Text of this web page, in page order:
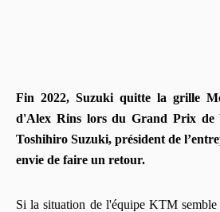
Fin 2022, Suzuki quitte la grille
d'Alex Rins lors du Grand Prix de
Toshihiro Suzuki, président de
envie de faire un retour.
Si la situation de l'équipe KTM semble